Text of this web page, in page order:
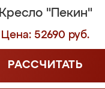
Кресло "Пекин"
Цена: 52690 руб.
РАССЧИТАТЬ